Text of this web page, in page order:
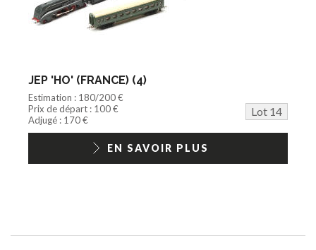
JEP 'HO' (FRANCE) (4)
Estimation : 180/200 €
Prix de départ : 100 €
Lot 14
Adjugé : 170 €
EN SAVOIR PLUS